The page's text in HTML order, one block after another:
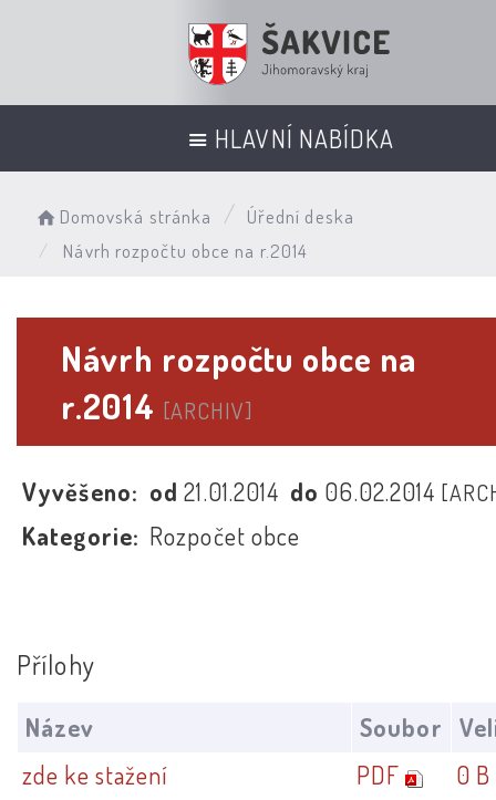
HLAVNÍ NABÍDKA
Domovská stránka
Úřední deska
Návrh rozpočtu obce na r.2014
Návrh rozpočtu obce na
r.2014 [ARCHIV]
Vyvěšeno: od21.01.2014 do 06.02.2014
Kategorie: Rozpočet obce
Přílohy
Název Soubor
zde ke stažení
PDF 0 B